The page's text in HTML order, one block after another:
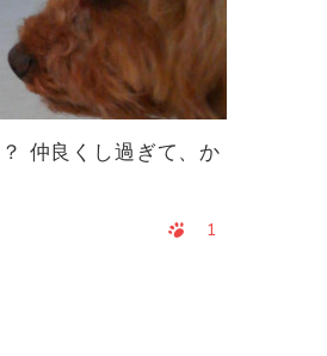
仲良くし過ぎて、か
1